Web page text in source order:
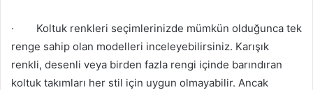
· Koltuk renkleri seçimlerinizde mümkün olduğunca tek
renge sahip olan modelleri inceleyebilirsiniz. Karışık
renkli, desenli veya birden fazla rengi içinde barındıran
koltuk takımları her stil için uygun olmayabilir. Ancak